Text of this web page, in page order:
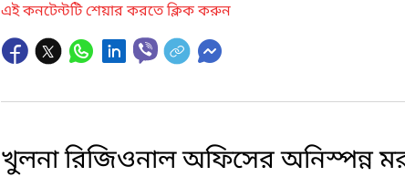
এই কনটেন্টটি শেয়ার করতে ক্লিক করুন
খুলনা রিজিওনাল অফিসের অনিস্পন্ন